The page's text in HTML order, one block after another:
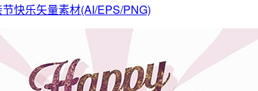
快乐矢量素材(AI/EPS/PNG)